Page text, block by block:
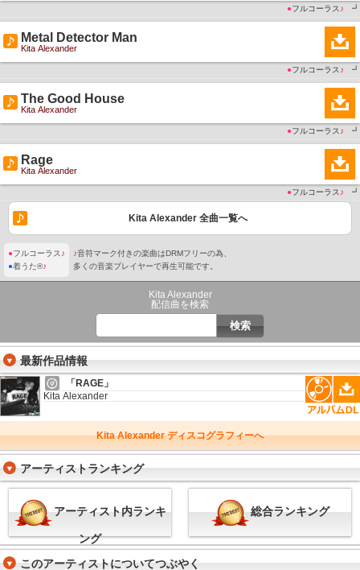
●フルコーラス ♪ ┛
Metal Detector Man
Kita Alexander
●フルコーラス ♪ ┛
The Good House
Kita Alexander
●フルコーラス ♪ ┛
Rage
Kita Alexander
●フルコーラス ♪ ┛
Kita Alexander 全曲一覧へ
●フルコーラス ♪
●着うた®♪
♪音符マーク付きの楽曲はDRMフリーの為、
多くの音楽プレイヤーで再生可能です。
Kita Alexander
配信曲を検索
最新作品情報
「RAGE」
Kita Alexander
Kita Alexander ディスコグラフィーへ
アーティストランキング
アーティスト内ランキ
ング
総合ランキング
このアーティストについてつぶやく